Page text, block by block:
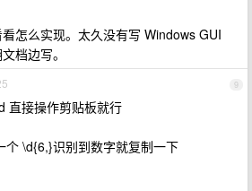
怎么实现。太久没有写 Windows GUI
档边写。
9
直接操作剪贴板就行
个 \d{6,}识别到数字就复制一下